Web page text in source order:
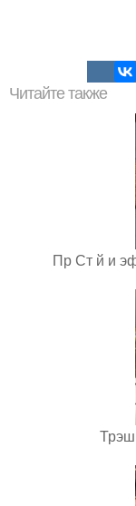
Читайте также
Пр Ст й и
Трэш